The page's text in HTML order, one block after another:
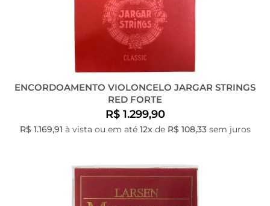
ENCORDOAMENTO VIOLONCELO JARGAR STRINGS
RED FORTE
R$ 1.299,90
R$ 1.169,91 à vista ou em até 12xde R$ 108,33sem juros